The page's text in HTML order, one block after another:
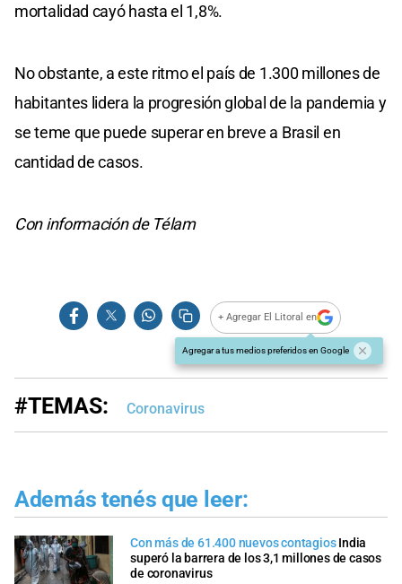
mortalidad cayó hasta el 1,8%.
No obstante, a este ritmo el país de 1.300 millones de
habitantes lidera la progresión global de la pandemia y
se teme que puede superar en breve a Brasil en
cantidad de casos.
Con información de Télam
+ Agregar El Litoral en
Agregar a tus medios preferidos en Google
#TEMAS: Coronavirus
Además tenés que leer:
Con más de 61.400 nuevos contagios India
superó la barrera de los 3,1 millones de casos
de coronavirus